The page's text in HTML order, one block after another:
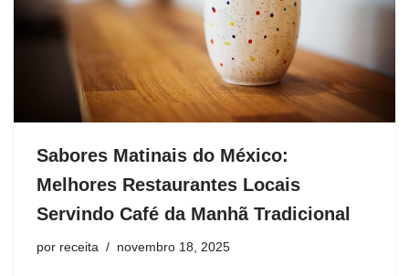
Sabores Matinais do México:
Melhores Restaurantes Locais
Servindo Café da Manhã Tradicional
por receita novembro 18, 2025